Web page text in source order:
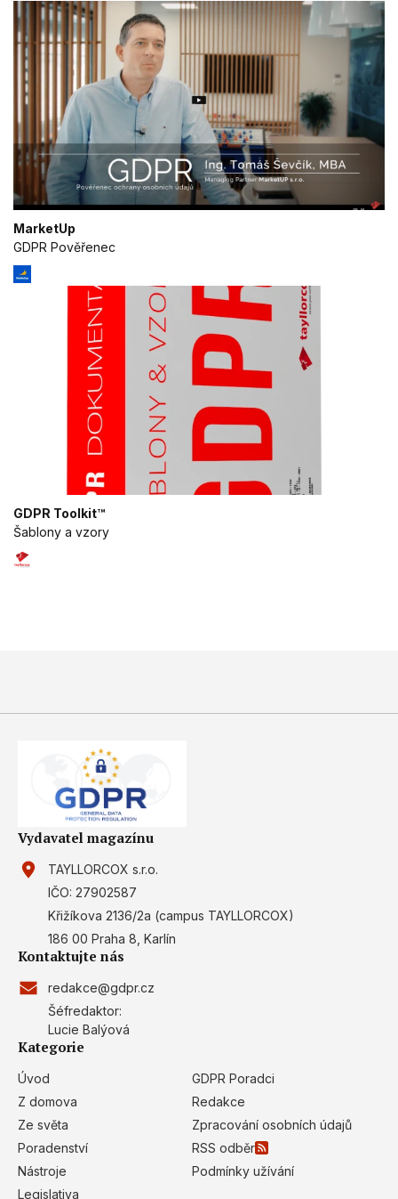
MarketUp
GDPR Pověřenec
GDPR Toolkit™
Šablony a vzory
Vydavatel magazínu
TAYLLORCOX s.r.o.
IČO: 27902587
Křižíkova 2136/2a (campus TAYLLORCOX)
186 00 Praha 8, Karlín
Kontaktujte nás
redakce@gdpr.cz
Šéfredaktor:
Lucie Balýová
Kategorie
Úvod
Z domova
Ze světa
Poradenství
Nástroje
Legislativa
GDPR Poradci
Redakce
Zpracování osobních údajů
RSS odběr
Podmínky užívání